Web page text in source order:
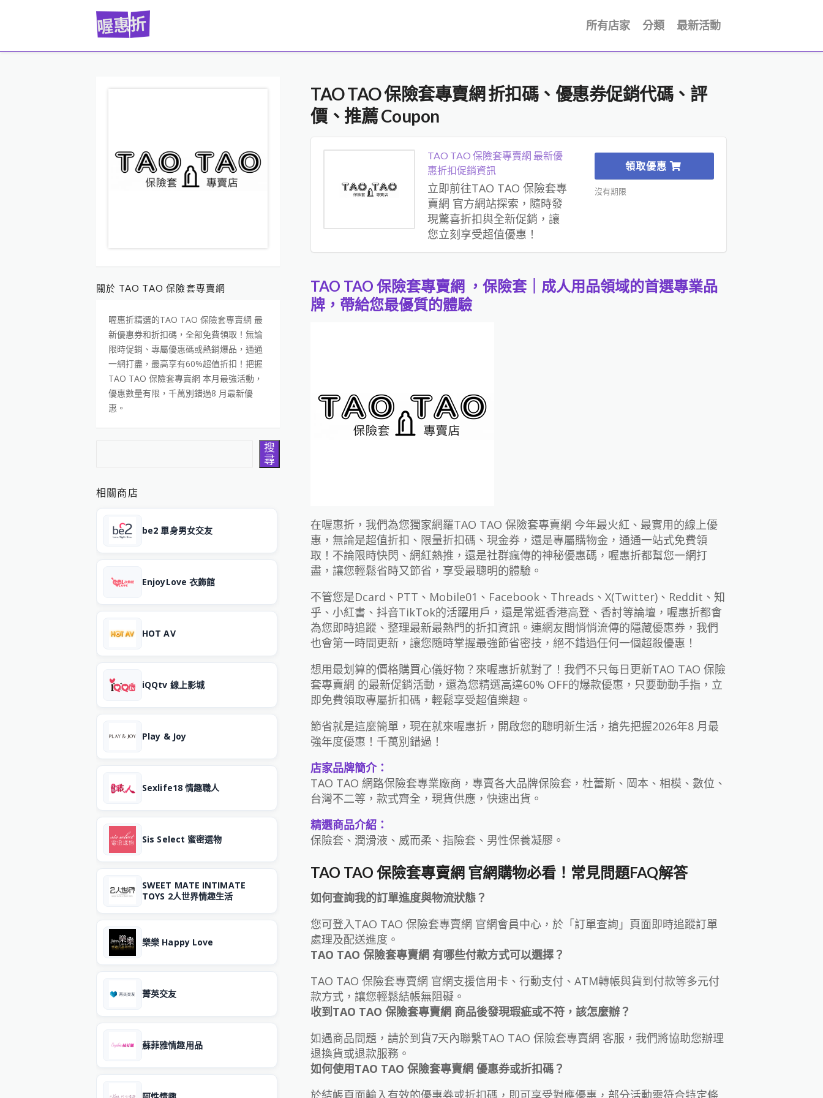
所有店家 分類 最新活動
TAO TAO 保險套專賣網 折扣碼、優惠券促銷代碼、評
價、推薦 Coupon
TAO TAO 保險套專賣網 最新優
惠折扣促銷資訊
立即前往TAO TAO 保險套專
賣網 官方網站探索，隨時發
現驚喜折扣與全新促銷，讓
您立刻享受超值優惠！
領取優惠
沒有期限
TAO TAO 保險套專賣網 ，保險套｜成人用品領域的首選專業品
牌，帶給您最優質的體驗
在喔惠折，我們為您獨家網羅TAO TAO 保險套專賣網 今年最火紅、最實用的線上優
惠，無論是超值折扣、限量折扣碼、現金券，還是專屬購物金，通通一站式免費領
取！不論限時快閃、網紅熱推，還是社群瘋傳的神秘優惠碼，喔惠折都幫您一網打
盡，讓您輕鬆省時又節省，享受最聰明的體驗。
不管您是Dcard、PTT、Mobile01、Facebook、Threads、X(Twitter)、Reddit、知
乎、小紅書、抖音TikTok的活躍用戶，還是常逛香港高登、香討等論壇，喔惠折都會
為您即時追蹤、整理最新最熱門的折扣資訊。連網友間悄悄流傳的隱藏優惠券，我們
也會第一時間更新，讓您隨時掌握最強節省密技，絕不錯過任何一個超殺優惠！
想用最划算的價格購買心儀好物？來喔惠折就對了！我們不只每日更新TAO TAO 保險
套專賣網 的最新促銷活動，還為您精選高達60% OFF的爆款優惠，只要動動手指，立
即免費領取專屬折扣碼，輕鬆享受超值樂趣。
節省就是這麼簡單，現在就來喔惠折，開啟您的聰明新生活，搶先把握2026年8 月最
強年度優惠！千萬別錯過！
店家品牌簡介：
TAO TAO 網路保險套專業廠商，專賣各大品牌保險套，杜蕾斯、岡本、相模、數位、
台灣不二等，款式齊全，現貨供應，快速出貨。
精選商品介紹：
保險套、潤滑液、威而柔、指險套、男性保養凝膠。
TAO TAO 保險套專賣網 官網購物必看！常見問題FAQ解答
如何查詢我的訂單進度與物流狀態？
您可登入TAO TAO 保險套專賣網 官網會員中心，於「訂單查詢」頁面即時追蹤訂單
處理及配送進度。
TAO TAO 保險套專賣網 有哪些付款方式可以選擇？
TAO TAO 保險套專賣網 官網支援信用卡、行動支付、ATM轉帳與貨到付款等多元付
款方式，讓您輕鬆結帳無阻礙。
收到TAO TAO 保險套專賣網 商品後發現瑕疵或不符，該怎麼辦？
如遇商品問題，請於到貨7天內聯繫TAO TAO 保險套專賣網 客服，我們將協助您辦理
退換貨或退款服務。
如何使用TAO TAO 保險套專賣網 優惠券或折扣碼？
於結帳頁面輸入有效的優惠券或折扣碼，即可享受對應優惠，部分活動需符合特定條
關於 TAO TAO 保險套專賣網
喔惠折精選的TAO TAO 保險套專賣網 最
新優惠券和折扣碼，全部免費領取！無論
限時促銷、專屬優惠碼或熱銷爆品，通通
一網打盡，最高享有60%超值折扣！把握
TAO TAO 保險套專賣網 本月最強活動，
優惠數量有限，千萬別錯過8 月最新優
惠。
搜
尋
相關商店
be2 單身男女交友
EnjoyLove 衣飾館
HOT AV
iQQtv 線上影城
Play & Joy
Sexlife18 情趣職人
Sis Select 蜜密選物
SWEET MATE INTIMATE
TOYS 2人世界情趣生活
樂樂 Happy Love
菁英交友
蘇菲雅情趣用品